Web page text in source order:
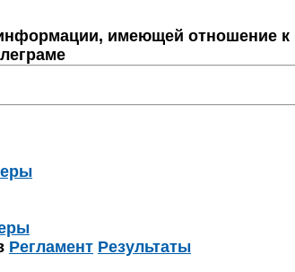
имеющей отношение к
Регламент Результаты